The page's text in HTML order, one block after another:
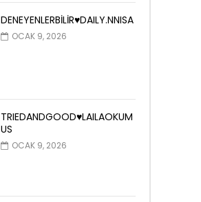
DENEYENLERBİLİR♥️DAILY.NNISA
OCAK 9, 2026
TRIEDANDGOOD♥️LAILAOKUM
US
OCAK 9, 2026